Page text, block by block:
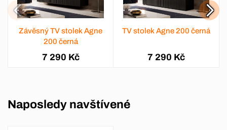
Závěsný TV stolek Agne
200 černá
7 290 Kč
TV stolek Agne 200 černá
7 290 Kč
Naposledy navštívené